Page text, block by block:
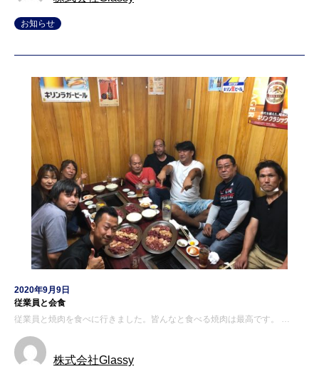
お知らせ
2020年9月9日
従業員と会食
従業員と焼肉を食べに行きました。皆んなと食べる焼肉は最高です。 …
株式会社Glassy